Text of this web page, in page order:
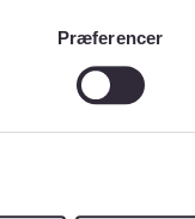
Præferencer